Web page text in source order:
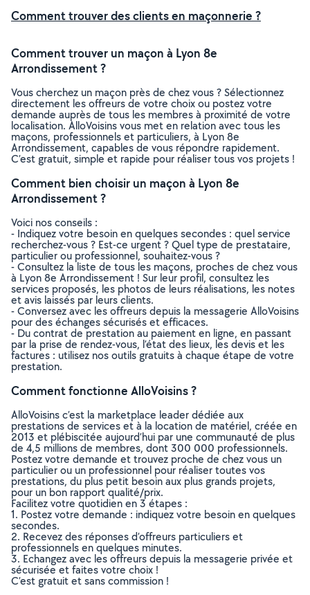
Comment trouver des clients en maçonnerie ?
Comment trouver un maçon à Lyon 8e
Arrondissement ?
Vous cherchez un maçon près de chez vous ? Sélectionnez
directement les offreurs de votre choix ou postez votre
demande auprès de tous les membres à proximité de votre
localisation. AlloVoisins vous met en relation avec tous les
maçons, professionnels et particuliers, à Lyon 8e
Arrondissement, capables de vous répondre rapidement.
C’est gratuit, simple et rapide pour réaliser tous vos projets !
Comment bien choisir un maçon à Lyon 8e
Arrondissement ?
Voici nos conseils :
- Indiquez votre besoin en quelques secondes : quel service
recherchez-vous ? Est-ce urgent ? Quel type de prestataire,
particulier ou professionnel, souhaitez-vous ?
- Consultez la liste de tous les maçons, proches de chez vous
à Lyon 8e Arrondissement ! Sur leur profil, consultez les
services proposés, les photos de leurs réalisations, les notes
et avis laissés par leurs clients.
- Conversez avec les offreurs depuis la messagerie AlloVoisins
pour des échanges sécurisés et efficaces.
- Du contrat de prestation au paiement en ligne, en passant
par la prise de rendez-vous, l’état des lieux, les devis et les
factures : utilisez nos outils gratuits à chaque étape de votre
prestation.
Comment fonctionne AlloVoisins ?
AlloVoisins c’est la marketplace leader dédiée aux
prestations de services et à la location de matériel, créée en
2013 et plébiscitée aujourd’hui par une communauté de plus
de 4,5 millions de membres, dont 300 000 professionnels.
Postez votre demande et trouvez proche de chez vous un
particulier ou un professionnel pour réaliser toutes vos
prestations, du plus petit besoin aux plus grands projets,
pour un bon rapport qualité/prix.
Facilitez votre quotidien en 3 étapes :
1. Postez votre demande : indiquez votre besoin en quelques
secondes.
2. Recevez des réponses d’offreurs particuliers et
professionnels en quelques minutes.
3. Echangez avec les offreurs depuis la messagerie privée et
sécurisée et faites votre choix !
C’est gratuit et sans commission !